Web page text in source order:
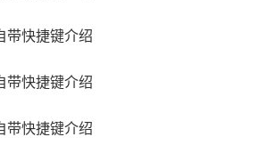
快捷键介绍
快捷键介绍
快捷键介绍